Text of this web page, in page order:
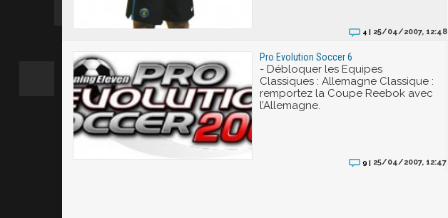
4 | 25/04/2007, 12:48
Pro Evolution Soccer 6
- Débloquer les Equipes
Classiques : Allemagne Classique :
remportez la Coupe Reebok avec
l’Allemagne.
9 | 25/04/2007, 12:47